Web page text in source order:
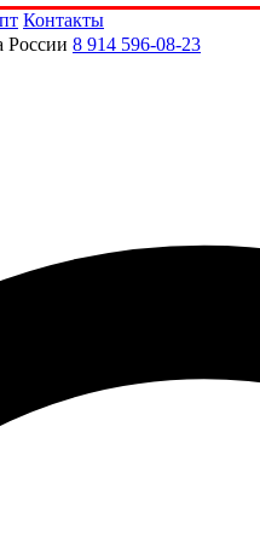
Контакты
России 8 914 596-08-23